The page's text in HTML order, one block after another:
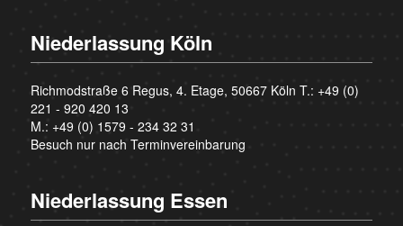
Niederlassung Köln
Richmodstraße 6 Regus, 4. Etage, 50667 Köln T.: +49 (0)
221 - 920 420 13
M.: +49 (0) 1579 - 234 32 31
Besuch nur nach Terminvereinbarung
Niederlassung Essen